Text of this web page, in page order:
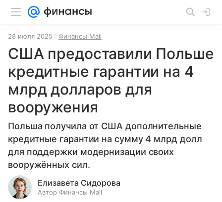
28 июля 2025 Финансы Mail
США предоставили Польше
кредитные гарантии на 4
млрд долларов для
вооружения
Польша получила от США дополнительные
кредитные гарантии на сумму 4 млрд долл
для поддержки модернизации своих
вооружённых сил.
Елизавета Сидорова
Автор Финансы Mail